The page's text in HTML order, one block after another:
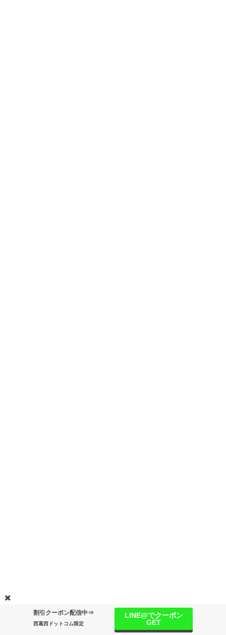
ライター募集 運営情報
割引クーポン配信中⇒
西葛西ドットコム限定
LINE@でクーポン
GET